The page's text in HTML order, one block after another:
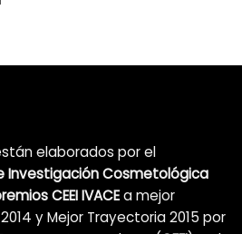
elaborados por el
Investigación Cosmetológica
CEEI IVACEa mejor
y Mejor Trayectoria 2015 por